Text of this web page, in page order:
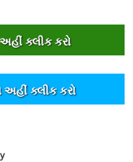
ક્લીક કરો
અહીંં ક્લીક કરો